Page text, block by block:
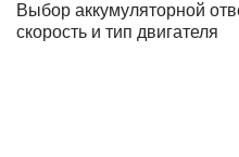
Выбор аккумуляторной
скорость и тип двигателя